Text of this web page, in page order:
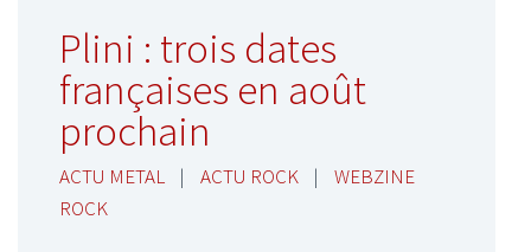
Plini : trois dates
françaises en août
prochain
ACTU METAL | ACTU ROCK |
WEBZINE
ROCK